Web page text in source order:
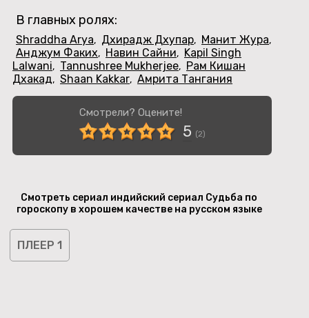
В главных ролях:
Shraddha Arya, Дхирадж Дхупар, Манит Жура,
Анджум Факих, Навин Сайни, Kapil Singh
Lalwani, Tannushree Mukherjee, Рам Кишан
Дхакад, Shaan Kakkar, Амрита Тангания
Смотрели? Оцените!
5 (2)
Смотреть сериал индийский сериал Судьба по
гороскопу в хорошем качестве на русском языке
ПЛЕЕР 1